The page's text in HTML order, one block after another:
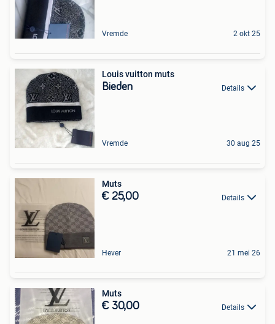
Vremde 2 okt 25
Louis vuitton muts
Bieden Details
Vremde 30 aug 25
Muts
€ 25,00 Details
Hever 21 mei 26
Muts
€ 30,00 Details